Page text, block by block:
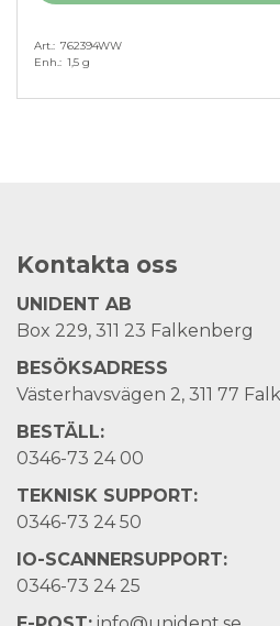
Art. 762394WW
Enh. 1,5 g
Kontakta oss
UNIDENT AB
Box 229, 311 23 Falkenberg
BESÖKSADRESS
Västerhavsvägen 2, 311 77
BESTÄLL:
0346-73 24 00
TEKNISK SUPPORT:
0346-73 24 50
IO-SCANNERSUPPORT:
0346-73 24 25